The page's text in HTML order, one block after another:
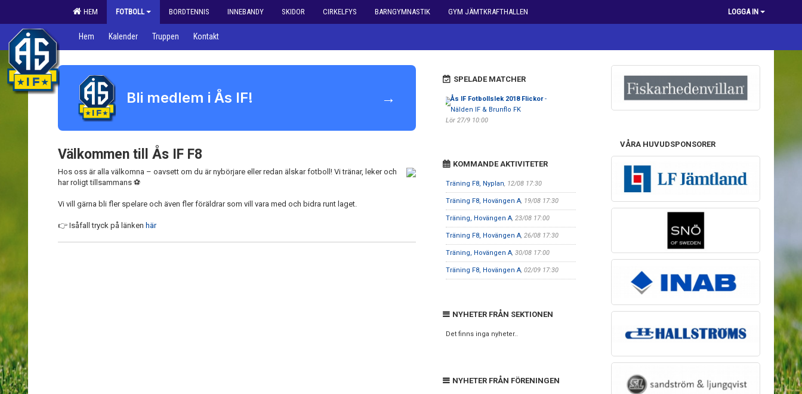
HEM FOTBOLL BORDTENNIS INNEBANDY SKIDOR CIRKELFYS BARNGYMNASTIK GYM JÄMTKRAFTHALLEN LOGGA IN
Hem Kalender Truppen Kontakt
Bli medlem i Ås IF! →
Välkommen till Ås IF F8
Hos oss är alla välkomna – oavsett om du är nybörjare eller redan älskar fotboll! Vi tränar, leker och
har roligt tillsammans ⚽
Vi vill gärna bli fler spelare och även fler föräldrar som vill vara med och bidra runt laget.
👉 Isåfall tryck på länken här
SPELADE MATCHER
Ås IF Fotbollslek 2018 Flickor-
Nälden IF & Brunflo FK
Lör 27/9 10:00
KOMMANDE AKTIVITETER
Träning F8, Nyplan, 12/08 17:30
Träning F8, Hovängen A, 19/08 17:30
Träning, Hovängen A, 23/08 17:00
Träning F8, Hovängen A, 26/08 17:30
Träning, Hovängen A, 30/08 17:00
Träning F8, Hovängen A, 02/09 17:30
NYHETER FRÅN SEKTIONEN
Det finns inga nyheter..
NYHETER FRÅN FÖRENINGEN
VÅRA HUVUDSPONSORER